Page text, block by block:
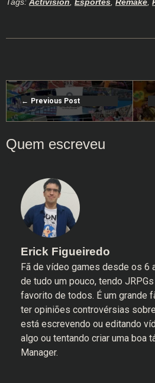
Tags: Activision, Esportes, Remake,
Previous Post
Erick Figueiredo
Fã de vídeo games desde os 6
de tudo um pouco, tendo
favorito de todos. É um grande
ter opiniões controvérsias
está escrevendo ou editando
algo ou tentando criar uma boa
Manager.